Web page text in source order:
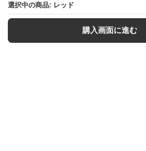
選択中の商品: レッド
購入画面に進む
選択中の商品: レッド
購入画面に進む